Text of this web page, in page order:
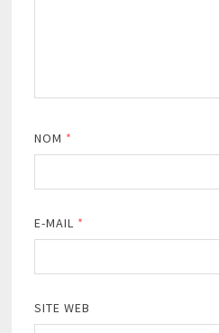
NOM *
E-MAIL *
SITE WEB